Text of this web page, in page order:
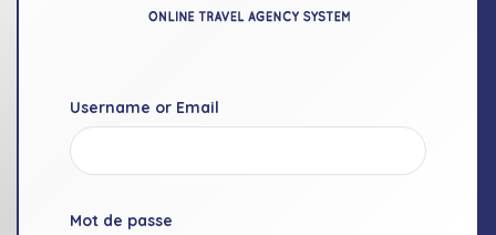
Username or Email
Mot de passe